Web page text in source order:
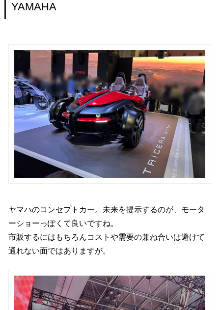
YAMAHA
ヤマハのコンセプトカー。未来を提示するのが、モータ
ーショーっぽくて良いですね。
市販するにはもちろんコストや需要の兼ね合いは避けて
通れない面ではありますが。